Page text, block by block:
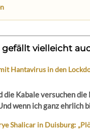
gefällt vielleicht
Hantavirus in den
die Kabale versuchen die
wenn ich ganz ehrlich
Shalicar in Duisburg: